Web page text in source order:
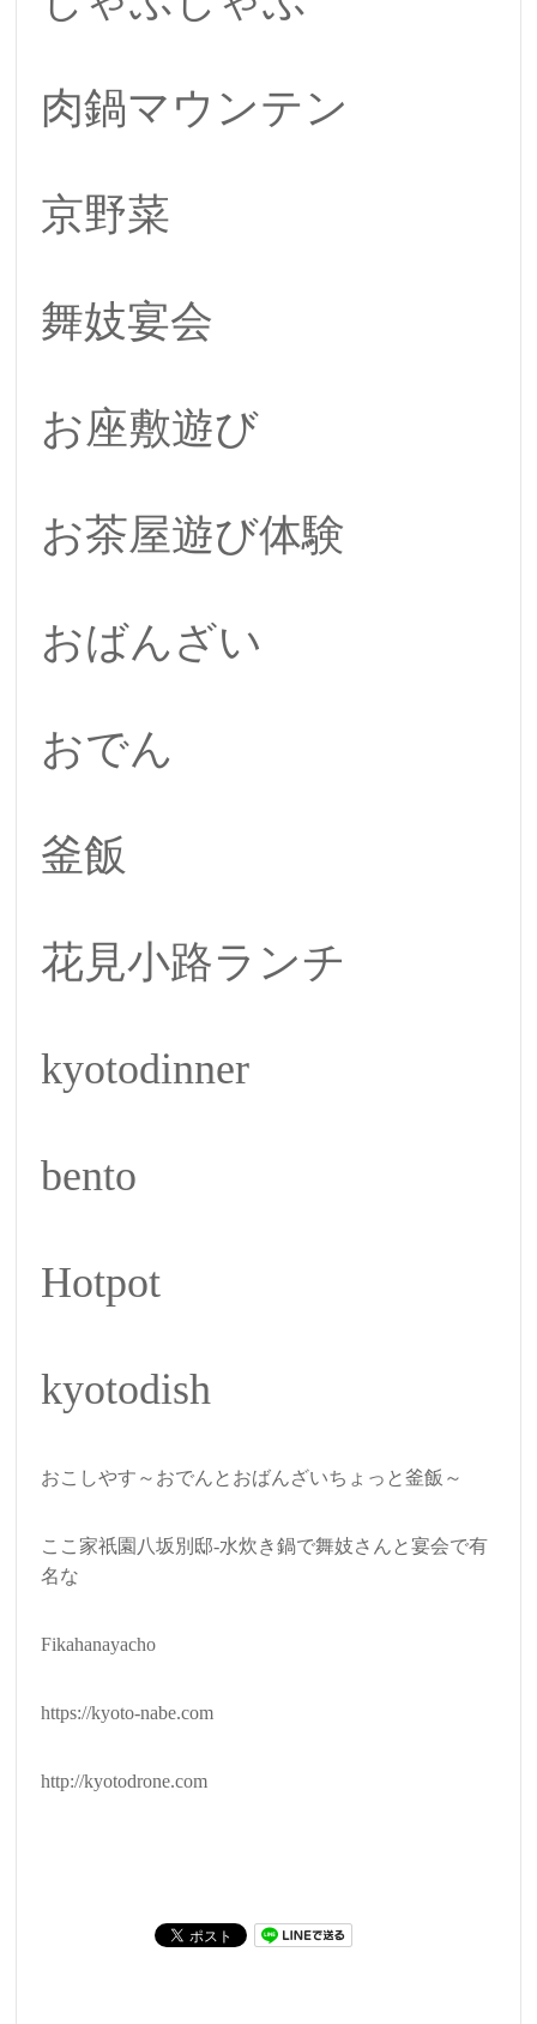
肉鍋マウンテン
京野菜
舞妓宴会
お座敷遊び
お茶屋遊び体験
おばんざい
おでん
釜飯
花見小路ランチ
kyotodinner
bento
Hotpot
kyotodish
おこしやす～おでんとおばんざいちょっと釜飯～
ここ家祇園八坂別邸-水炊き鍋で舞妓さんと宴会で有
名な
Fikahanayacho
https://kyoto-nabe.com
http://kyotodrone.com